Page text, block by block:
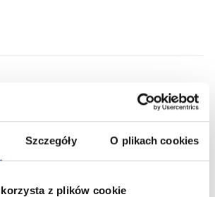
Szczegóły O plikach cookies
z plików cookie
PRODUCTS